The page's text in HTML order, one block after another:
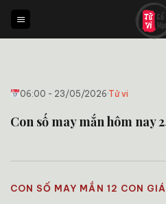
qua
nội
06:00 - 23/05/2026·Tử vi
Con số may mắn hôm nay
CON SỐ MAY MẮN 12 CON